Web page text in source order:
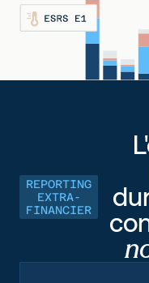
REPORTING
EXTRA-
FINANCIER